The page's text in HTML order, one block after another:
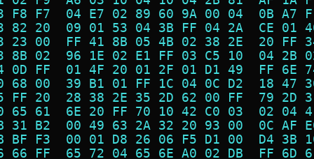
F8 F7  04 E7 02 89 60 9A 00 04  0B
82 20  09 01 53 04 3B FF 04 2A  CE
23 00  FF 41 8B 05 4B 02 38 2E  20
8B 02  96 1E 02 E1 FF 03 C5 10  04
0D FF  01 4F 20 01 2F 01 D1 49  FF
68 00  39 B1 01 FF 1C 04 0C D2  18
FF 20  28 38 2E 35 2D 62 00 FF  79
65 61  6E 20 FF 70 10 42 C0 03  02
31 B2  00 49 63 2A 32 20 93 00  0C
BF F3  00 01 D8 26 06 F5 D1 00  D4
66 FF  65 72 04 65 6E A0 02 DB  FF